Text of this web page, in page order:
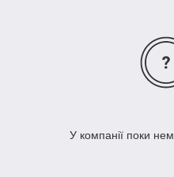
У компанії поки